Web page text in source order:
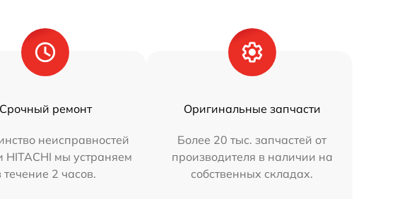
Срочный ремонт
неисправностей
HITACHI мы устраняем
течение 2 часов.
Оригинальные запчасти
Более 20 тыс. запчастей от
производителя в наличии на
собственных складах.